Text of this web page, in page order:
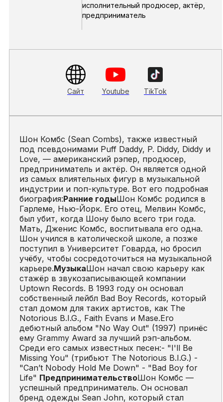
исполнительный продюсер, актёр,
предприниматель
Сайт Youtube TikTok
Шон Комбс (Sean Combs), также известный
под псевдонимами Puff Daddy, P. Diddy, Diddy и
Love, — американский рэпер, продюсер,
предприниматель и актёр. Он является одной
из самых влиятельных фигур в музыкальной
индустрии и поп-культуре. Вот его подробная
биография:Ранние годыШон Комбс родился в
Гарлеме, Нью-Йорк. Его отец, Мелвин Комбс,
был убит, когда Шону было всего три года.
Мать, Дженис Комбс, воспитывала его одна.
Шон учился в католической школе, а позже
поступил в Университет Говарда, но бросил
учёбу, чтобы сосредоточиться на музыкальной
карьере.МузыкаШон начал свою карьеру как
стажёр в звукозаписывающей компании
Uptown Records. В 1993 году он основал
собственный лейбл Bad Boy Records, который
стал домом для таких артистов, как The
Notorious B.I.G., Faith Evans и Mase.Его
дебютный альбом "No Way Out" (1997) принёс
ему Grammy Award за лучший рэп-альбом.
Среди его самых известных песен:- "I'll Be
Missing You" (трибьют The Notorious B.I.G.) -
"Can’t Nobody Hold Me Down" - "Bad Boy for
Life" ПредпринимательствоШон Комбс —
успешный предприниматель. Он основал
бренд одежды Sean John, который стал